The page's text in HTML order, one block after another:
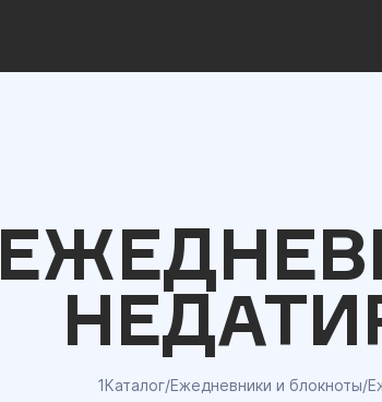
1Каталог/Ежедневники и блокноты/